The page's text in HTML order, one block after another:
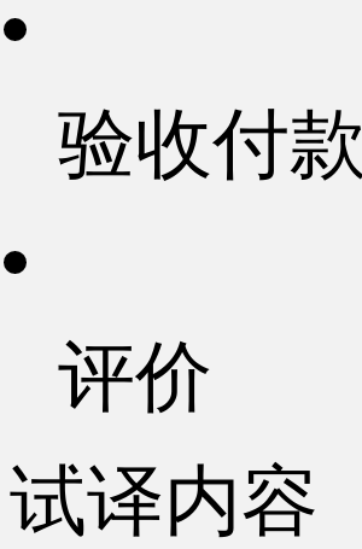
验收付款
评价
试译内容